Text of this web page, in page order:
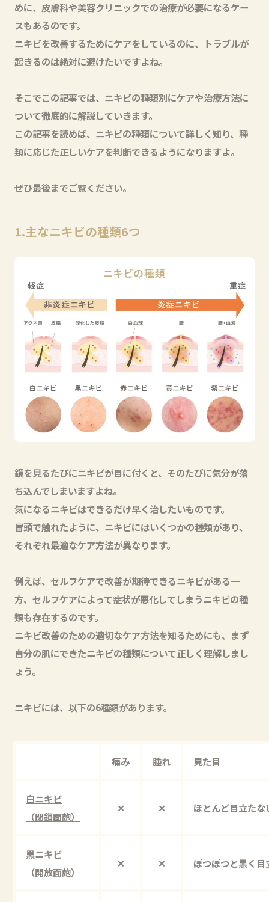
めに、皮膚科や美容クリニックでの治療が必要になるケー
スもあるのです。
ニキビを改善するためにケアをしているのに、トラブルが
起きるのは絶対に避けたいですよね。
そこでこの記事では、ニキビの種類別にケアや治療方法に
ついて徹底的に解説していきます。
この記事を読めば、ニキビの種類について詳しく知り、種
類に応じた正しいケアを判断できるようになりますよ。
ぜひ最後までご覧ください。
1.主なニキビの種類6つ
鏡を見るたびにニキビが目に付くと、そのたびに気分が落
ち込んでしまいますよね。
気になるニキビはできるだけ早く治したいものです。
冒頭で触れたように、ニキビにはいくつかの種類があり、
それぞれ最適なケア方法が異なります。
例えば、セルフケアで改善が期待できるニキビがある一
方、セルフケアによって症状が悪化してしまうニキビの種
類も存在するのです。
ニキビ改善のための適切なケア方法を知るためにも、まず
自分の肌にできたニキビの種類について正しく理解しまし
ょう。
ニキビには、以下の6種類があります。
痛み 腫れ 見た目
白ニキビ
（閉鎖面皰）
✕ ✕ ほとんど目立たな
黒ニキビ
（開放面皰）
✕ ✕ ぽつぽつと黒く目